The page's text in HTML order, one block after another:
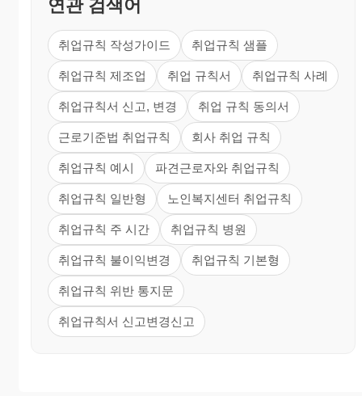
연관 검색어
취업규칙 작성가이드 취업규칙 샘플
취업규칙 제조업 취업 규칙서 취업규칙 사례
취업규칙서 신고, 변경 취업 규칙 동의서
근로기준법 취업규칙 회사 취업 규칙
취업규칙 예시 파견근로자와 취업규칙
취업규칙 일반형 노인복지센터 취업규칙
취업규칙 주 시간 취업규칙 병원
취업규칙 불이익변경 취업규칙 기본형
취업규칙 위반 통지문
취업규칙서 신고변경신고